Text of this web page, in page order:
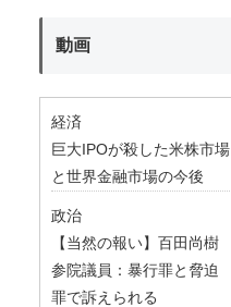
動画
経済
巨大IPOが殺した米株市場
と世界金融市場の今後
政治
【当然の報い】百田尚樹
参院議員：暴行罪と脅迫
罪で訴えられる